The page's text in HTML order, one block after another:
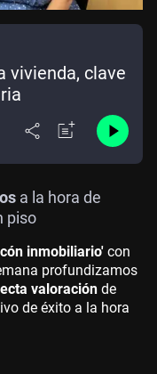
vivienda, clave
a la hora de
piso
inmobiliario' con
profundizamos
valoración de
de éxito a la hora